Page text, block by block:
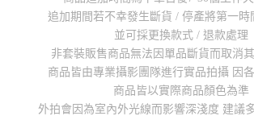
追加期間若不幸發生斷貨 / 停產將第一時
並可採更換款式 / 退款處理
非套裝販售商品無法因單品斷貨而取消
商品皆由專業攝影團隊進行實品拍攝 因
商品皆以實際商品顏色為準
外拍會因為室內外光線而影響深淺度 建議